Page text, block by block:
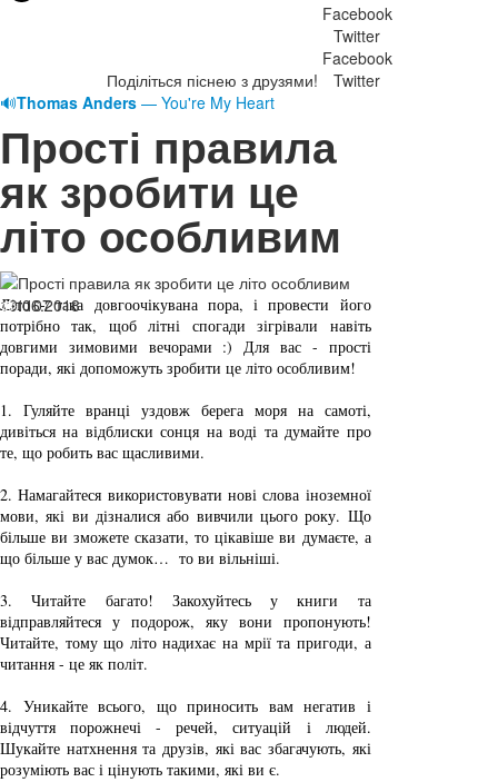
Поділіться піснею з друзями!
Facebook
Twitter
Facebook
Twitter
🔊Thomas Anders — You're My Heart
Прості правила
як зробити це
літо особливим
19.06.2018
1107
Літо - така довгоочікувана пора, і провести його
потрібно так, щоб літні спогади зігрівали навіть
довгими зимовими вечорами :) Для вас - прості
поради, які допоможуть зробити це літо особливим!
1. Гуляйте вранці уздовж берега моря на самоті,
дивіться на відблиски сонця на воді та думайте про
те, що робить вас щасливими.
2. Намагайтеся використовувати нові слова іноземної
мови, які ви дізналися або вивчили цього року. Що
більше ви зможете сказати, то цікавіше ви думаєте, а
що більше у вас думок…  то ви вільніші.
3. Читайте багато! Закохуйтесь у книги та
відправляйтеся у подорож, яку вони пропонують!
Читайте, тому що літо надихає на мрії та пригоди, а
читання - це як політ.
4. Уникайте всього, що приносить вам негатив і
відчуття порожнечі - речей, ситуацій і людей.
Шукайте натхнення та друзів, які вас збагачують, які
розуміють вас і цінують такими, які ви є.